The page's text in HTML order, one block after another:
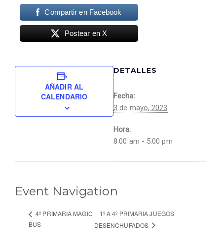
Compartir en Facebook
Postear en X
AÑADIR AL
CALENDARIO
DETALLES
Fecha:
3 de mayo, 2023
Hora:
8:00 am - 5:00 pm
Event Navigation
4º PRIMARIA MAGIC
BUS
1º A 4º PRIMARIA JUEGOS
DESENCHUFADOS